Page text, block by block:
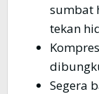
sumbat
tekan
Segera